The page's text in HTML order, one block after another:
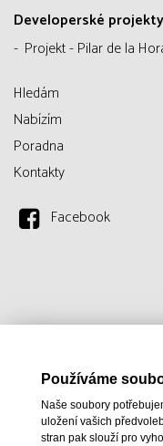
Developerské projekty
Projekt - Pilar de la
Hledám
Nabízím
Poradna
Kontakty
Facebook
Používáme
Naše soubory
uložení vašich
stran pak slouží pro